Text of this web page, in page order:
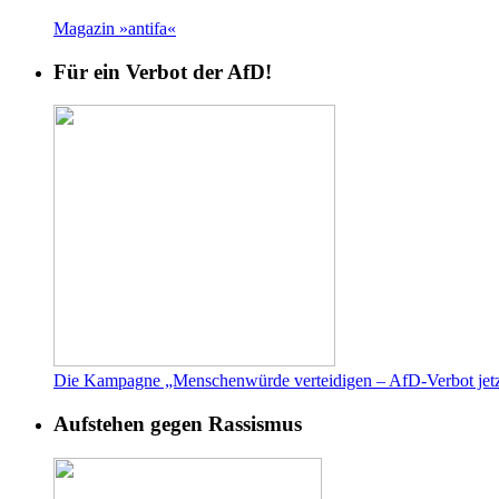
Magazin »antifa«
Für ein Verbot der AfD!
Die Kampagne „Menschenwürde verteidigen – AfD-Verbot
Aufstehen gegen Rassismus